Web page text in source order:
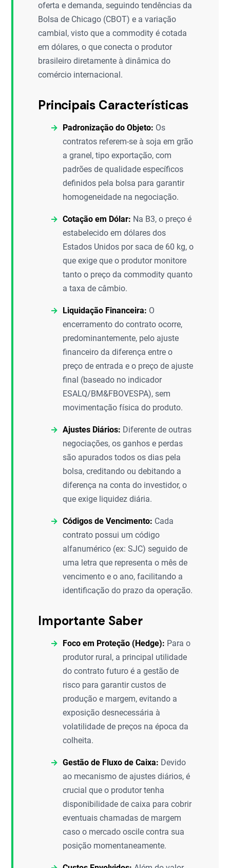
oferta e demanda, seguindo tendências da
Bolsa de Chicago (CBOT) e a variação
cambial, visto que a commodity é cotada
em dólares, o que conecta o produtor
brasileiro diretamente à dinâmica do
comércio internacional.
Principais Características
Padronização do Objeto: Os
contratos referem-se à soja em grão
a granel, tipo exportação, com
padrões de qualidade específicos
definidos pela bolsa para garantir
homogeneidade na negociação.
Cotação em Dólar: Na B3, o preço é
estabelecido em dólares dos
Estados Unidos por saca de 60 kg, o
que exige que o produtor monitore
tanto o preço da commodity quanto
a taxa de câmbio.
Liquidação Financeira: O
encerramento do contrato ocorre,
predominantemente, pelo ajuste
financeiro da diferença entre o
preço de entrada e o preço de ajuste
final (baseado no indicador
ESALQ/BM&FBOVESPA), sem
movimentação física do produto.
Ajustes Diários: Diferente de outras
negociações, os ganhos e perdas
são apurados todos os dias pela
bolsa, creditando ou debitando a
diferença na conta do investidor, o
que exige liquidez diária.
Códigos de Vencimento: Cada
contrato possui um código
alfanumérico (ex: SJC) seguido de
uma letra que representa o mês de
vencimento e o ano, facilitando a
identificação do prazo da operação.
Importante Saber
Foco em Proteção (Hedge): Para o
produtor rural, a principal utilidade
do contrato futuro é a gestão de
risco para garantir custos de
produção e margem, evitando a
exposição desnecessária à
volatilidade de preços na época da
colheita.
Gestão de Fluxo de Caixa: Devido
ao mecanismo de ajustes diários, é
crucial que o produtor tenha
disponibilidade de caixa para cobrir
eventuais chamadas de margem
caso o mercado oscile contra sua
posição momentaneamente.